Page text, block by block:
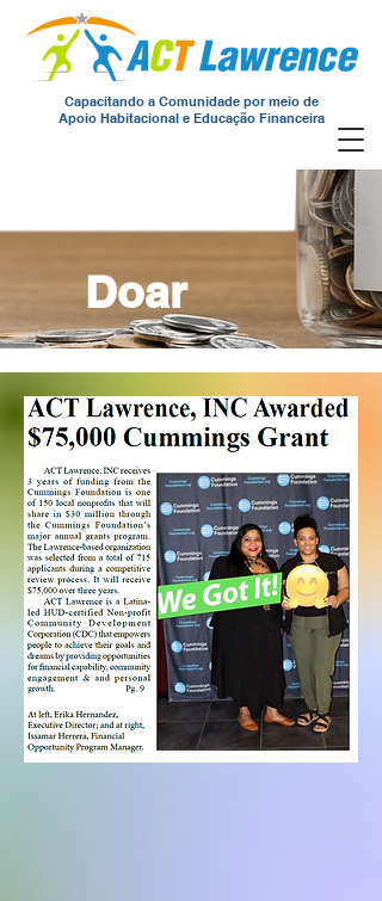
Capacitando a Comunidade por meio de
Apoio Habitacional e Educação Financeira
Doar